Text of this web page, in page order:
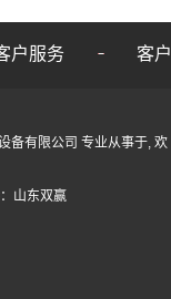
户服务 客
备有限公司 专业从事于, 欢
山东双赢